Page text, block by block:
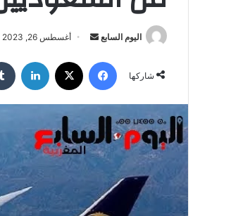
اليوم السابع
أرسل
إلكترونيا
أغسطس 26, 2023
شاركها
فيسبوك